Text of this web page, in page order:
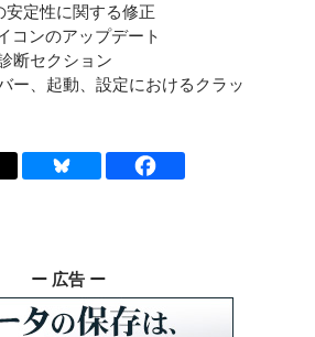
安定性に関する修正
コンのアップデート
断セクション
ー、起動、設定におけるクラッ
ー 広告 ー